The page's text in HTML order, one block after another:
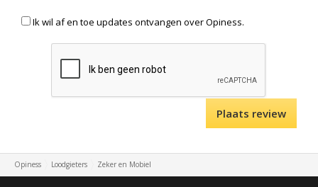
Ik wil af en toe updates ontvangen over Opiness.
Opiness Loodgieters Zeker en Mobiel